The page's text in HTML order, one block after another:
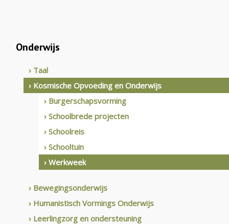
Onderwijs
› Taal
› Kosmische Opvoeding en Onderwijs
› Burgerschapsvorming
› Schoolbrede projecten
› Schoolreis
› Schooltuin
› Werkweek
› Bewegingsonderwijs
› Humanistisch Vormings Onderwijs
› Leerlingzorg en ondersteuning